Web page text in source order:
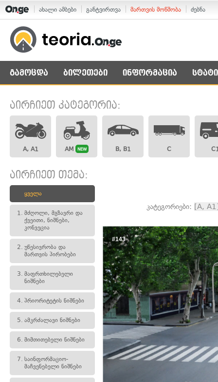
ახალი ამბები განტვირთვა მართვის მოწმობა ძებნა
გამოცდა ბილეთები ინფორმაცია
აირჩიეთ კატეგორია:
A, A1 AM NEW B, B1 C
აირჩიეთ თემა:
ყველა
1. მძღოლი, მგზავრი და
ქვეითი, ნიშნები,
კონვეცია
2. უწესივრობა და
მართვის პირობები
3. მაფრთხილებელი
ნიშნები
4. პრიორიტეტის ნიშნები
5. ამკრძალავი ნიშნები
6. მიმთითებელი ნიშნები
7. საინფორმაციო-
მაჩვენებელი ნიშნები
კატეგორიები: [A,
#143